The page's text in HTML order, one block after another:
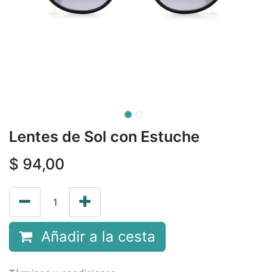
Lentes de Sol con Estuche
$ 94,00
Añadir a la cesta